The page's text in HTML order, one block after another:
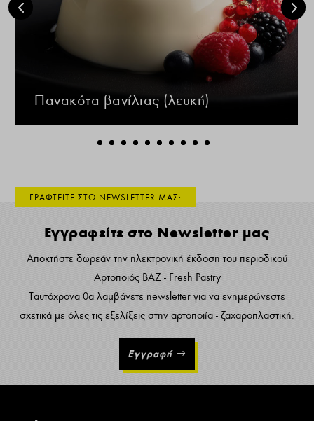
Πανακότα βανίλιας (λευκή)
ΓΡΑΦΤΕΙΤΕ ΣΤΟ NEWSLETTER ΜΑΣ:
Εγγραφείτε στο Newsletter μας
Αποκτήστε δωρεάν την ηλεκτρονική έκδοση του περιοδικού
Αρτοποιός ΒΑΖ - Fresh Pastry
Ταυτόχρονα θα λαμβάνετε newsletter για να ενημερώνεστε
σχετικά με όλες τις εξελίξεις στην αρτοποιία - ζαχαροπλαστική.
Εγγραφή